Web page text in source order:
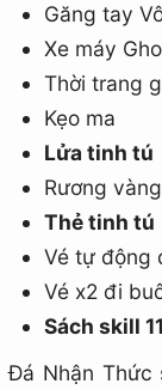
Găng tay
Xe máy
Thời trang
Kẹo ma
Lửa tinh tú
Rương vàng
Thẻ tinh tú
Vé tự động
Vé x2 đi
Sách skill
Đá Nhận Thức